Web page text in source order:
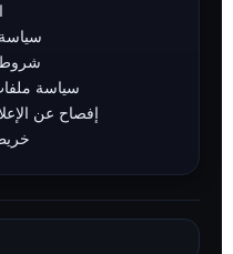
شروط
سياسة
إفصاح عن